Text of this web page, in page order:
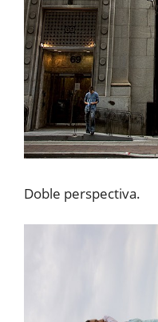
Doble perspectiva.